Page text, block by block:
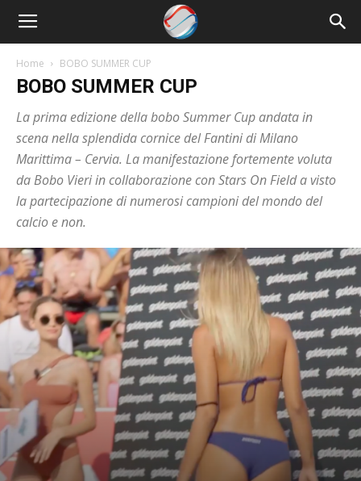
Nowrun
Home BOBO SUMMER CUP
BOBO SUMMER CUP
La prima edizione della bobo Summer Cup andata in
scena nella splendida cornice del Fantini di Milano
Marittima – Cervia. La manifestazione fortemente voluta
da Bobo Vieri in collaborazione con Stars On Field a visto
la partecipazione di numerosi campioni del mondo del
calcio e non.